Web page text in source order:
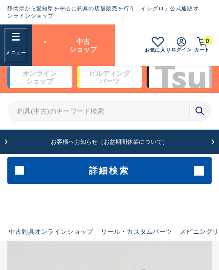
静岡県から愛知県を中心に釣具の店舗販売を行う「イシグロ」公式通販オ
ンラインショップ
中古
ショップ
お気に入り ログイン カート
0
オンライン
ショップ
ビルディング
パーツ
お客様へお知らせ（お盆期間休業について）
詳細検索
中古釣具オンラインショップ リール・カスタムパーツ スピニング
フリーワード
商品カテゴリ
竿・ルアーロッド(64190)
その他・雑品(1061)
イシグロフレスポ鈴鹿店
ランクとは？
良
SA
新古品（メーカー問屋から仕
入れた未使用品）
※店頭展示時の置き傷が付いている
ものも含む
傷が極めて少ない極上品
B